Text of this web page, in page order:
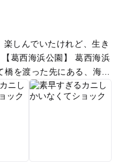
しんでいたけれど、生き
を渡った先にある、海水
質がそんなに良くないので
。 普通にどろ水に見えま